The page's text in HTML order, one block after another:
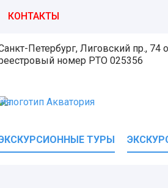
КОНТАКТЫ
Петербург, Лиговский пр., 74
номер РТО 025356
ТУРЫ